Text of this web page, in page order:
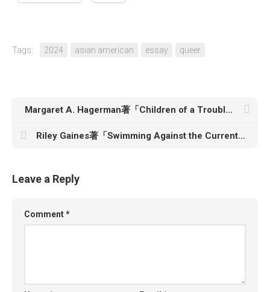
Tags: 2024 asian american essay queer
Margaret A. Hagerman著「Children of a Troubled Time: Growing Up with Racism in Trump’s America」
Riley Gaines著「Swimming Against the Current: Fighting for Common Sense in a World That’s Lost its Mind」
Leave a Reply
Comment*